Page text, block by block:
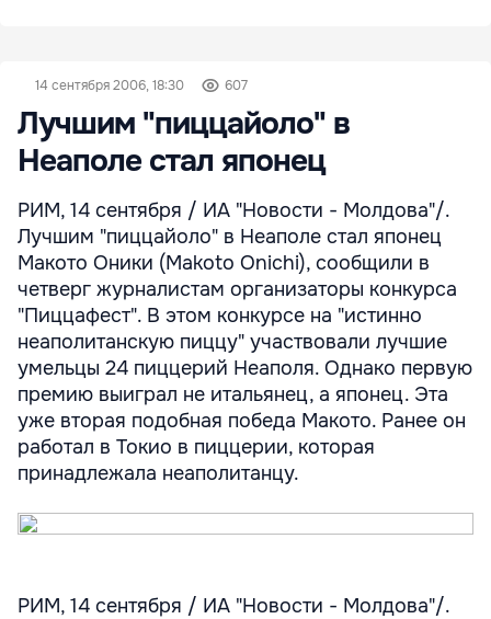
14 сентября 2006, 18:30 607
Лучшим "пиццайоло" в
Неаполе стал японец
РИМ, 14 сентября / ИА "Новости - Молдова"/.
Лучшим "пиццайоло" в Неаполе стал японец
Макото Оники (Makoto Onichi), сообщили в
четверг журналистам организаторы конкурса
"Пиццафест". В этом конкурсе на "истинно
неаполитанскую пиццу" участвовали лучшие
умельцы 24 пиццерий Неаполя. Однако первую
премию выиграл не итальянец, а японец. Эта
уже вторая подобная победа Макото. Ранее он
работал в Токио в пиццерии, которая
принадлежала неаполитанцу.
РИМ, 14 сентября / ИА "Новости - Молдова"/.